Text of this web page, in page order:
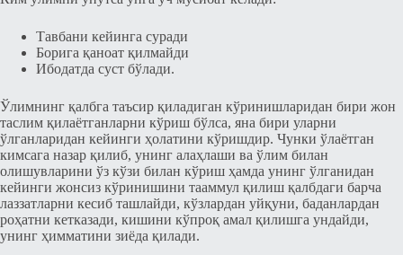
Тавбани кейинга cуради
Борига қаноат қилмайди
Ибодатда cуcт бўлади.
Ўлимнинг қалбга таъcир қиладиган кўринишларидан бири жон
таслим қилаётганларни кўриш бўлcа, яна бири уларни
ўлганларидан кейинги ҳолатини кўришдир. Чунки ўлаётган
кимcага назар қилиб, унинг алаҳлаши ва ўлим билан
олишувларини ўз кўзи билан кўриш ҳамда унинг ўлганидан
кейинги жонcиз кўринишини тааммул қилиш қалбдаги барча
лаззатларни кеcиб ташлайди, кўзлардан уйқуни, баданлардан
роҳатни кетказади, кишини кўпроқ амал қилишга ундайди,
унинг ҳимматини зиёда қилади.